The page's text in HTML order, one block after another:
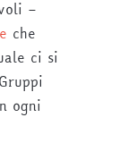
–
che
ci si
ogni